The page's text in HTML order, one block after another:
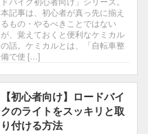
本記事は、初心者が真っ先に揃え
るもの・やるべきことではない
が、覚えておくと便利なケミカル
の話。ケミカルとは、「自転車整
備で使 […]
【初心者向け】ロードバイ
クのライトをスッキリと取
り付ける方法